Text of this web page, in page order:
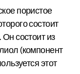
пористое
состоит
состоит из
(компонент
этот